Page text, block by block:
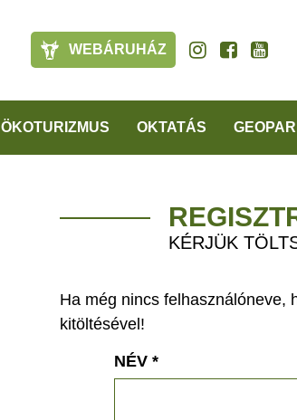
WEBÁRUHÁZ
ÖKOTURIZMUS OKTATÁS
KÉRJÜK
Ha még nincs felhasználóneve,
kitöltésével!
NÉV *